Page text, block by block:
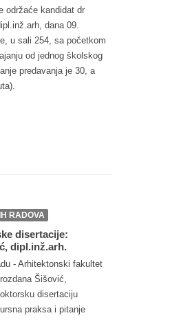
održaće kandidat dr
dana 09.
u sali 254, sa početkom
od jednog školskog
predavanja je 30, a
RADOVA
disertacije:
dipl.inž.arh.
- Arhitektonski fakultet
Šišović,
disertaciju
praksa i pitanje